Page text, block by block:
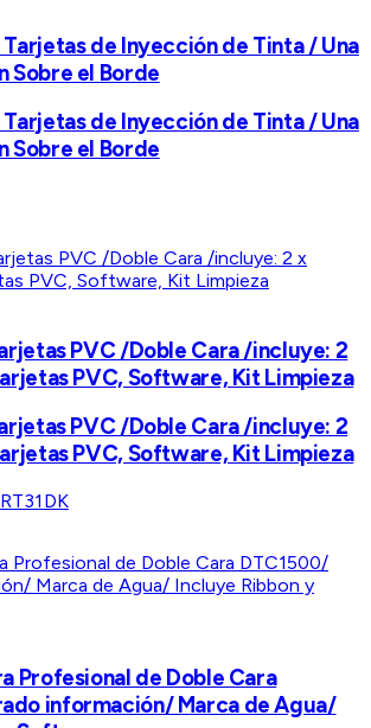
de Inyección de Tinta / Una
Sobre el Borde
de Inyección de Tinta / Una
Sobre el Borde
PVC /Doble Cara /incluye: 2
PVC, Software, Kit Limpieza
PVC /Doble Cara /incluye: 2
PVC, Software, Kit Limpieza
Profesional de Doble Cara
información/ Marca de Agua/